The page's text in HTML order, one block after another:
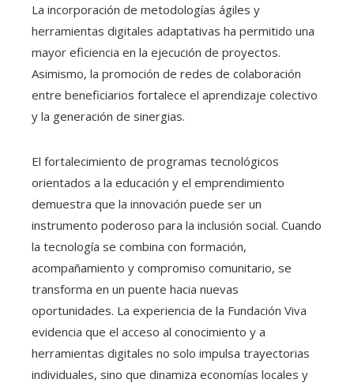
La incorporación de metodologías ágiles y
herramientas digitales adaptativas ha permitido una
mayor eficiencia en la ejecución de proyectos.
Asimismo, la promoción de redes de colaboración
entre beneficiarios fortalece el aprendizaje colectivo
y la generación de sinergias.
El fortalecimiento de programas tecnológicos
orientados a la educación y el emprendimiento
demuestra que la innovación puede ser un
instrumento poderoso para la inclusión social. Cuando
la tecnología se combina con formación,
acompañamiento y compromiso comunitario, se
transforma en un puente hacia nuevas
oportunidades. La experiencia de la Fundación Viva
evidencia que el acceso al conocimiento y a
herramientas digitales no solo impulsa trayectorias
individuales, sino que dinamiza economías locales y